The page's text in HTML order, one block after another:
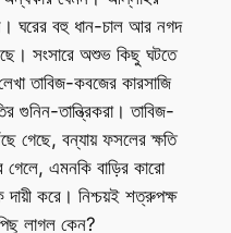
ঘরের বহু ধান-চাল আর নগদ
সংসারে অশুভ কিছু ঘটতে
তাবিজ-কবজের কারসাজি
গুনিন-তান্ত্রিকরা। তাবিজ-
গেছে, বন্যায় ফসলের ক্ষতি
গেলে, এমনকি বাড়ির কারো
করে। নিশ্চয়ই শত্রুপক্ষ
লাগল কেন?